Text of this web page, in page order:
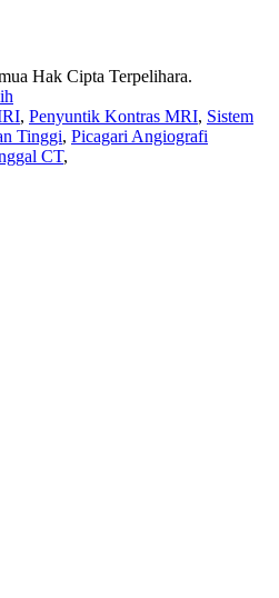
Hak Cipta Terpelihara.
, Penyuntik Kontras MRI, Sistem
Tinggi, Picagari Angiografi
CT,